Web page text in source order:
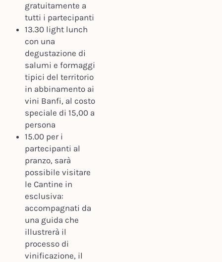
gratuitamente a
tutti i partecipanti
13.30 light lunch
con una
degustazione di
salumi e formaggi
tipici del territorio
in abbinamento ai
vini Banfi, al costo
speciale di 15,00 a
persona
15.00 per i
partecipanti al
pranzo, sarà
possibile visitare
le Cantine in
esclusiva:
accompagnati da
una guida che
illustrerà il
processo di
vinificazione, il